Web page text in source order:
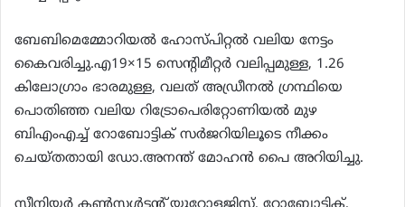
ബേബിമെമ്മോറിയൽ ഹോസ്പിറ്റൽ വലിയ നേട്ടം
കൈവരിച്ചു.എ19×15 സെന്റിമീറ്റർ വലിപ്പമുള്ള, 1.26
കിലോഗ്രാം ഭാരമുള്ള, വലത് അഡ്രീനൽ ഗ്രന്ഥിയെ
പൊതിഞ്ഞ വലിയ റിട്രോപെരിറ്റോണിയൽ മുഴ
ബിഎംഎച്ച് റോബോട്ടിക് സർജറിയിലൂടെ നീക്കം
ചെയ്തതായി ഡോ.അനന്ത് മോഹൻ പൈ അറിയിച്ചു.